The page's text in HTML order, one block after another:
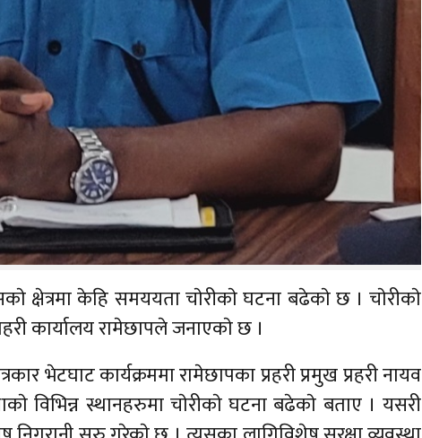
क्षेत्रमा केहि समययता चाेरीकाे घटना बढेकाे छ । चाेरीकाे
कार्यालय रामेछापले जनाएकाे छ ।
भेटघाट कार्यक्रममा रामेछापका प्रहरी प्रमुख प्रहरी नायव
विभिन्न स्थानहरुमा चाेरीकाे घटना बढेकाे बताए । यसरी